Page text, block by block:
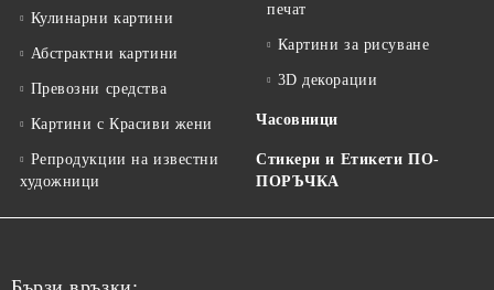
Кулинарни картини
Абстрактни картини
Превозни средства
Картини с Красиви жени
Репродукции на известни
художници
печат
Картини за рисуване
3D декорации
Часовници
Стикери и Етикети ПО-
ПОРЪЧКА